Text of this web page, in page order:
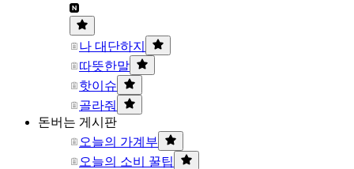
나 대단하지
따뜻한말
핫이슈
골라줘
돈버는 게시판
오늘의 가계부
오늘의 소비 꿀팁